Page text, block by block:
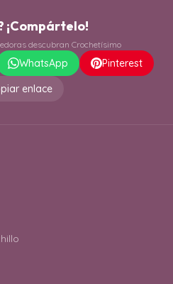
¡Compártelo!
descubran Crochetísimo
WhatsApp
Pinterest
enlace